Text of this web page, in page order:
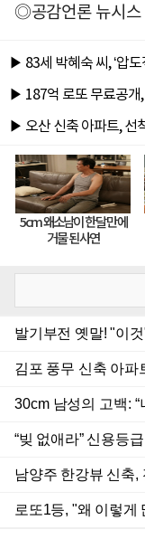
◎공감언론 뉴시스